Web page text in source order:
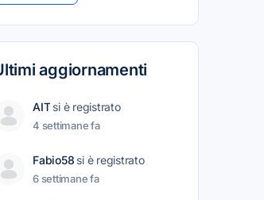
aggiornamenti
AIT si è registrato
4 settimane fa
Fabio58 si è registrato
6 settimane fa